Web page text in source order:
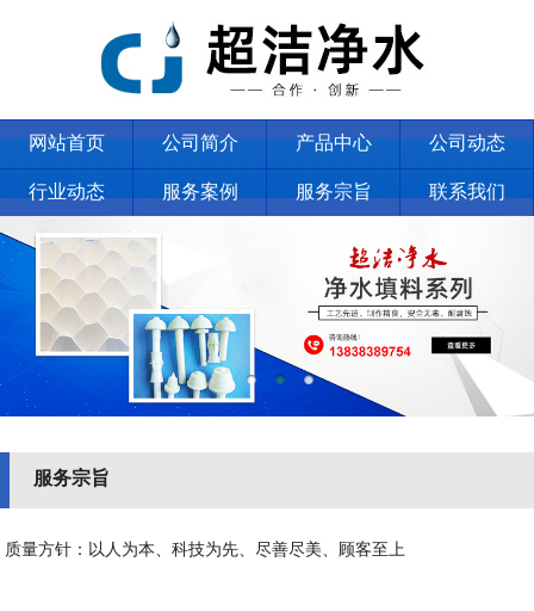
网站首页 公司简介 产品中心 公司动态
行业动态 服务案例 服务宗旨 联系我们
服务宗旨
质量方针：以人为本、科技为先、尽善尽美、顾客至上